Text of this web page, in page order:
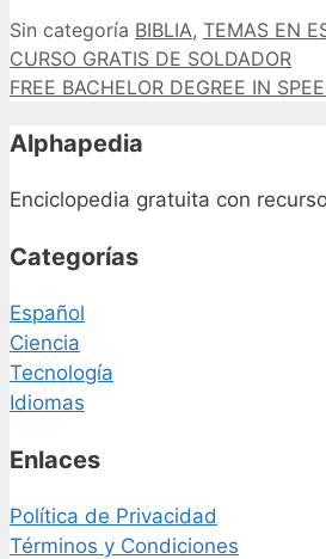
Categorías
Sin categoría Etiquetas
BIBLIA, TEMAS EN
CURSO GRATIS DE SOLDADOR
FREE BACHELOR DEGREE IN
Alphapedia
Enciclopedia gratuita con
Categorías
Español
Ciencia
Tecnología
Idiomas
Enlaces
Política de Privacidad
Términos y Condiciones